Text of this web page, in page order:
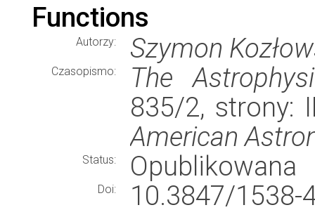
Functions
Autorzy: Szymon
Czasopismo:
The
835/2, strony:
American
Status: Opublikowana
Doi:
10.3847/